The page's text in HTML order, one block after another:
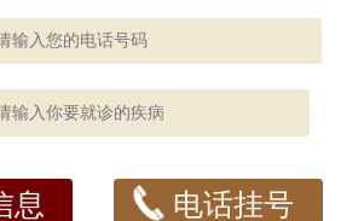
息 电话挂号